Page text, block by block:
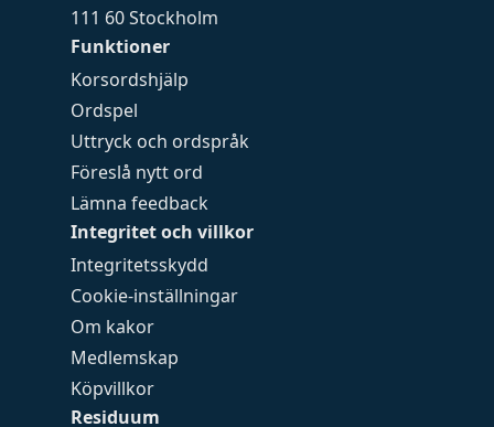
Funktioner
Korsordshjälp
Ordspel
Uttryck och ordspråk
Föreslå nytt ord
Lämna feedback
Integritet och villkor
Integritetsskydd
Cookie-inställningar
Om kakor
Medlemskap
Köpvillkor
Residuum
111 60 Stockholm